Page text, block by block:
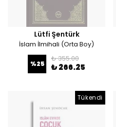
Lütfi Şentürk
İslam İlmihali (Orta Boy)
%25
₺ 355.00
₺ 266.25
Tükendi